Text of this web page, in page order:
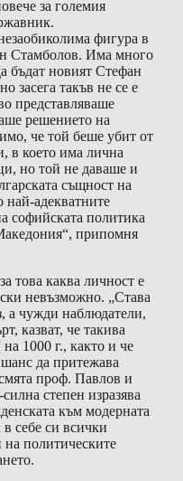
за големия
фигура в
Стамболов. Има много
бъдат новият Стефан
засега такъв не се е
представляваше
решението на
че той беше убит от
в което има лична
но той не даваше и
същност на
адекватните
софийската политика
припомня
това каква личност е
невъзможно. „Става
а чужди наблюдатели,
казват, че такива
1000 г., както и че
да притежава
проф. Павлов и
степен изразява
към модерната
в себе си всички
на политическите